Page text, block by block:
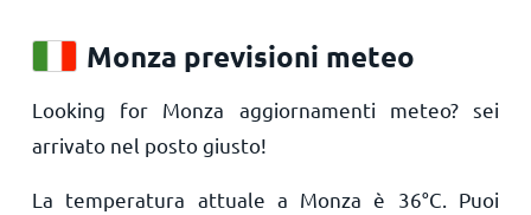
Monza previsioni meteo
Looking for Monza aggiornamenti meteo? sei
arrivato nel posto giusto!
La temperatura attuale a Monza è 36°C . Puoi